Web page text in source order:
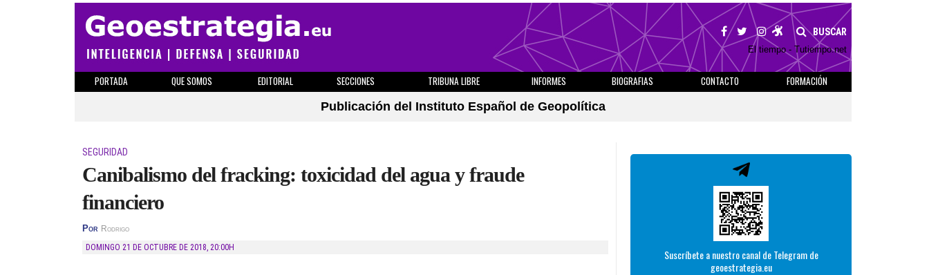
BUSCAR
El tiempo - Tutiempo.net
PORTADA QUE SOMOS EDITORIAL SECCIONES TRIBUNA LIBRE INFORMES BIOGRAFIAS CONTACTO
FORMACIÓN
Publicación del Instituto Español de Geopolítica
SEGURIDAD
Canibalismo del fracking: toxicidad del agua y fraude
financiero
Por Rodrigo
DOMINGO 21 DE OCTUBRE DE 2018, 20:00H
Suscríbete a nuestro canal de Telegram de
geoestrategia.eu